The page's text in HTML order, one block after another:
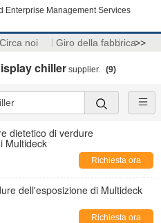
Enterprise Management Services
Circa noi Giro della fabbrica>>
chiller supplier. (9)
dietetico di verdure
Multideck
Richiesta ora
dell'esposizione di Multideck
Richiesta ora